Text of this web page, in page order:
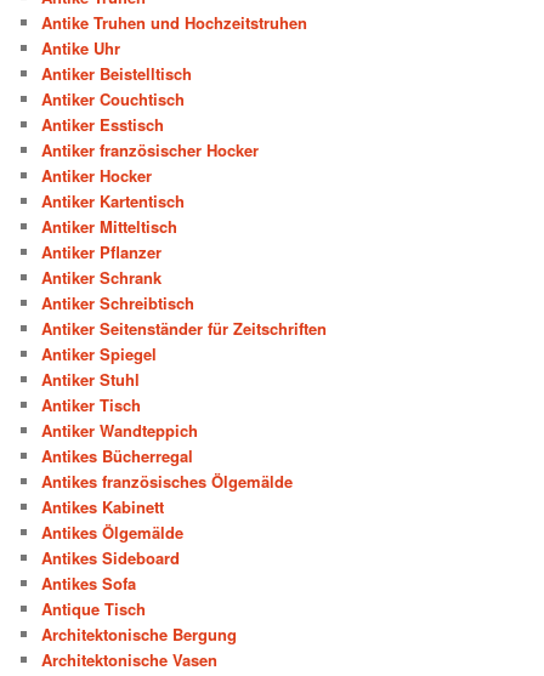
Antike Truhen und Hochzeitstruhen
Antike Uhr
Antiker Beistelltisch
Antiker Couchtisch
Antiker Esstisch
Antiker französischer Hocker
Antiker Hocker
Antiker Kartentisch
Antiker Mitteltisch
Antiker Pflanzer
Antiker Schrank
Antiker Schreibtisch
Antiker Seitenständer für Zeitschriften
Antiker Spiegel
Antiker Stuhl
Antiker Tisch
Antiker Wandteppich
Antikes Bücherregal
Antikes französisches Ölgemälde
Antikes Kabinett
Antikes Ölgemälde
Antikes Sideboard
Antikes Sofa
Antique Tisch
Architektonische Bergung
Architektonische Vasen